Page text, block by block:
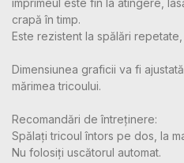
imprimeul este fin la atingere,
crapă în timp.
Este rezistent la spălări
Dimensiunea graficii va fi
mărimea tricoului.
Recomandări de întreținere:
Spălați tricoul întors pe dos, la
Nu folosiți uscătorul automat.